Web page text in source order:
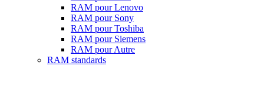
RAM pour Lenovo
RAM pour Sony
RAM pour Toshiba
RAM pour Siemens
RAM pour Autre
RAM standards